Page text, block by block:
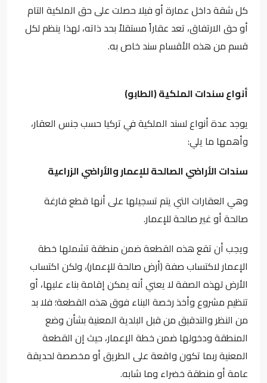
كل شقة داخل عمارة أو فيلا حصلت على حق الملكية التام
أو حق الارتفاق، تعد عقاراً مستقلاً بحد ذاته، لهذا ينظم لكل
قسم من هذه الأقسام سند خاص به.
أنواع سندات الملكية (الطابو)
يوجد عدة أنواع لسند الملكية في تركيا حسب جنس العقار،
وأهمها ما يلي:
سندات الأراضي الصالحة للإعمار والأراضي الزراعية
وهي العقارات التي يتم تسجيلها على أنها قطع فارغة
صالحة أو غير صالحة للإعمار.
ويجب أن تقع هذه القطعة ضمن منطقة تشملها خطة
الإعمار لاكتساب صفة (أرض صالحة للإعمار)، ولكن اكتساب
الأرض لهذه الصفة لا يعني أنه يمكن إقامة بناء عليها، أو
تنظيم مشروع وأخذ رخصة البناء فوق هذه القطعة؛ فلا بد
من النظر والتدقيق من قبل البلدية المعنية بشأن وضع
المنطقة ودخولها ضمن خطة الإعمار، حيث إن القطعة
المعنية ربما تكون واقعة على الطريق أو مخصصة لحديقة
عامة أو منطقة خضراء وما شابه.